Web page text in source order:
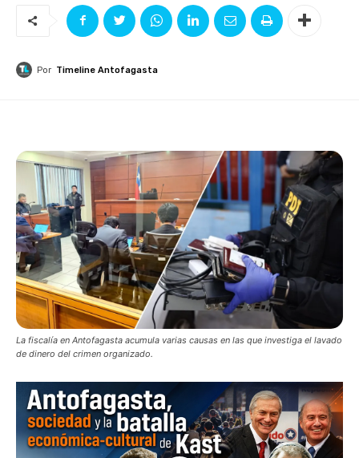
Por Timeline Antofagasta
La fiscalía en Antofagasta acumula varias causas en las que investiga el lavado
de dinero del crimen organizado.